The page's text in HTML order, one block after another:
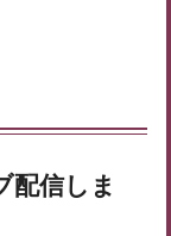
配信しま